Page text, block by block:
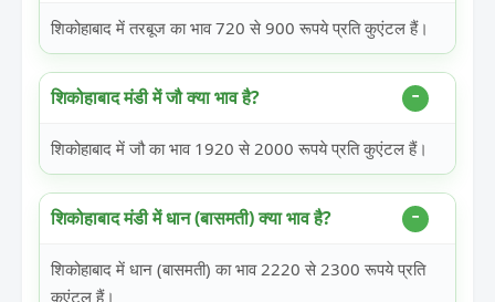
शिकोहाबाद में तरबूज का भाव 720 से 900 रूपये प्रति कुएंटल हैं।
शिकोहाबाद मंडी में जौ क्या भाव है?
शिकोहाबाद में जौ का भाव 1920 से 2000 रूपये प्रति कुएंटल हैं।
शिकोहाबाद मंडी में धान (बासमती) क्या भाव है?
शिकोहाबाद में धान (बासमती) का भाव 2220 से 2300 रूपये प्रति
कुएंटल हैं।